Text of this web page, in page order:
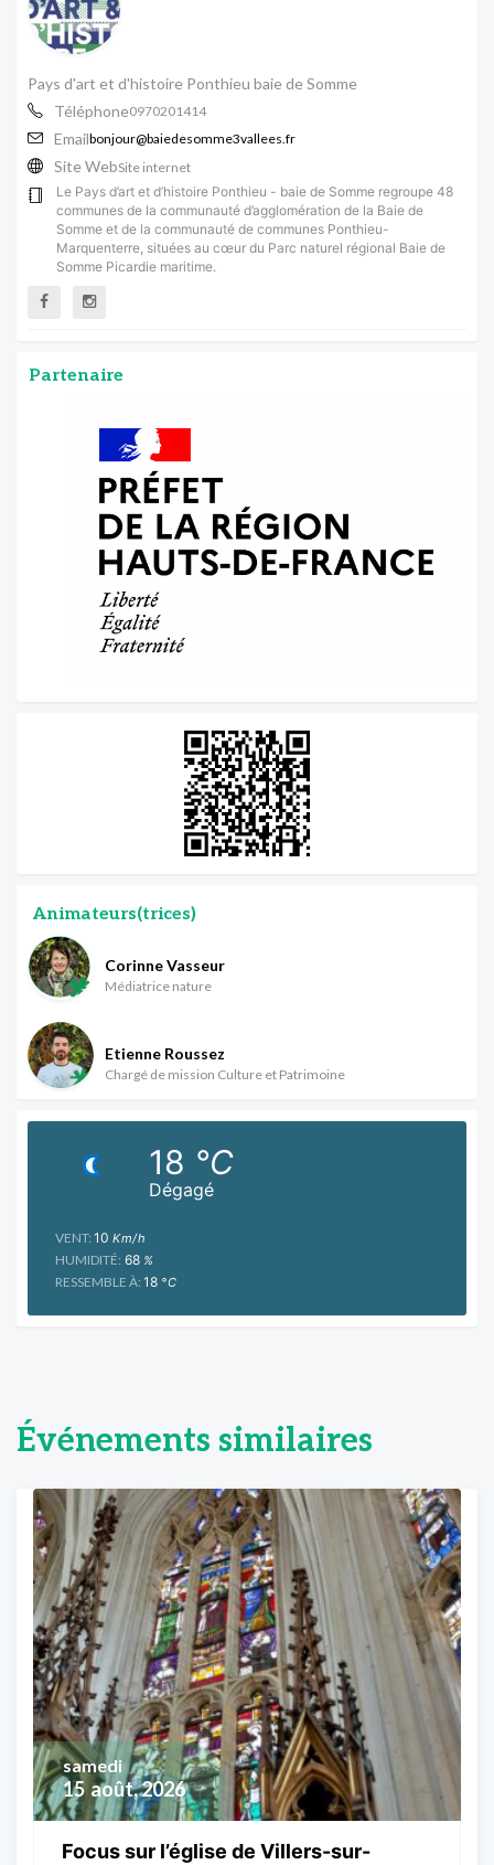
Pays d'art et d'histoire Ponthieu baie de Somme
Téléphone0970201414
Emailbonjour@baiedesomme3vallees.fr
Site WebSite internet
Le Pays d’art et d’histoire Ponthieu - baie de Somme regroupe 48
communes de la communauté d’agglomération de la Baie de
Somme et de la communauté de communes Ponthieu-
Marquenterre, situées au cœur du Parc naturel régional Baie de
Somme Picardie maritime.
Partenaire
Animateurs(trices)
Corinne Vasseur
Médiatrice nature
Etienne Roussez
Chargé de mission Culture et Patrimoine
Dégagé
18 °C
VENT: 10 Km/h
HUMIDITÉ: 68 %
RESSEMBLE À: 18 °C
Événements similaires
15 août, 2026
samedi
Focus sur l’église de Villers-sur-